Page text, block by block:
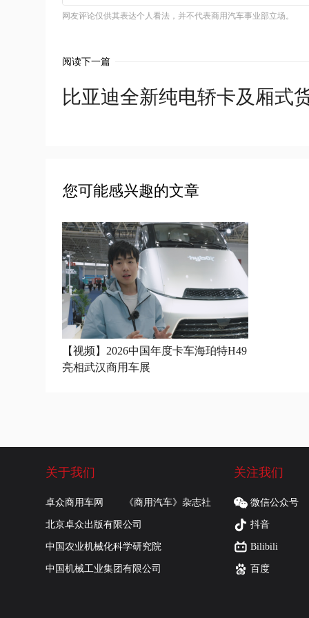
网友评论仅供其表达个人看法，并不代表商用汽车事业部立场。
阅读下一篇
比亚迪全新纯电轿卡及厢式
您可能感兴趣的文章
【视频】2026中国年度卡车海珀特H49
亮相武汉商用车展
关于我们
卓众商用车网 《商用汽车》杂志社
北京卓众出版有限公司
中国农业机械化科学研究院
中国机械工业集团有限公司
关注我们
微信公众号
抖音
Bilibili
百度